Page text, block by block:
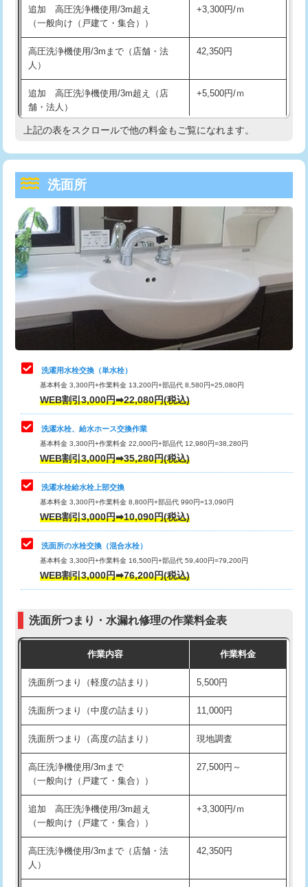
マス交換（深さ50㎝以上） 66,000円
コンクリート斫り（厚さ10㎝まで） 27,500円
コンクリート斫り（厚さ10㎝超え）
モルタル補修（厚さ10㎝まで）
モルタル補修（厚さ10㎝超え） 38,500円
洗面台設置 38,500円
追加人工
廃棄・処分 現場見積
※給水管工事は20mmまでの価格です。
持込商品取付（混合水栓） 16,500円
給水管工事※（ホール加工)
給水管工事※（バンド止め) 3,300円
給水管工事※（支持金具設置) 5,500円
給水管工事※（保温材使用（バンド止
め込み）)
5,500円
給水管工事※（土の掘削・埋め戻し作
業)
11,000円
給水管工事※（塩ビ管（VP・HI）使
用/3ｍまで)
33,000円
給水管工事※（塩ビ管（VP・HI）使
用（追加）/3ｍ超え)
給水管工事※（ライニング鋼管・銅
管・ポリ管・HT管使用/3ｍまで)
44,000円
給水管工事※（ライニング鋼管・銅
管・ポリ管・HT管使用/3ｍ超え)
排水管工事（土の掘削・埋め戻し作
業）
排水管工事（排水管工事/3ｍまで） 55,000円
排水管工事（追加 排水管工事/3ｍ超
え）
マス交換（土の掘削・埋め戻し作業）
マス交換（深さ50㎝未満）
マス交換（深さ50㎝以上）
モルタル補修（厚さ10㎝まで） 27,500円
モルタル補修（厚さ10㎝超え） 38,500円
洗面台設置 38,500円
バスタブ設置 現場見積
追加人工 16,500円
廃棄・処分
※給水管工事は20mmまでの価格です。
追加 高圧洗浄機使用/3m超え
（一般向け（戸建て・集合））
+3,300円/ｍ
高圧洗浄機使用/3mまで（店舗・法
人）
42,350円
追加 高圧洗浄機使用/3m超え（店
舗・法人）
+5,500円/ｍ
高度高圧洗浄換 現地調査
トーラー機使用/3mまで
追加トーラー機使用/3m超え +3,300円
カメラ調査 33,000円
桝清掃
止水・漏水調査・防水処理・清掃・修
理・調整・分解・加工など（軽作業）
11,000円
止水・漏水調査・防水処理・清掃・修
理・調整・分解・加工など（中作業）
22,000円
止水・漏水調査・防水処理・清掃・修
理・調整・分解・加工など（重作業）
33,000円
キッチンタンク脱着
その他部品の脱着
交換・取付（タンク）
交換・取付(単水栓（壁付・デッキ
式）)
交換・取付(混合水栓（壁付・デッキ
式・ワンホール）)
16,500円+材料費
（P/S/ポップアップ））
交換・取付（その他部品） 11,000円+材料費
持込商品取付（単水栓） 13,200円
持込商品取付（混合水栓） 16,500円
持込商品取付（浄水器・分岐水栓） 16,500円
給水管工事※（ホール加工) 16,500円
給水管工事※（バンド止め)
給水管工事※（支持金具設置) 5,500円
給水管工事※（保温材使用（バンド止
め込み）)
5,500円
給水管工事※（土の掘削・埋め戻し作
11,000円
上記の表をスクロールで他の料金もご覧になれます。
洗面所
洗濯用水栓交換（単水栓）
基本料金 3,300円+作業料金 13,200円+部品代 8,580円=25,080円
WEB割引3,000円➡22,080円(税込)
洗濯水栓、給水ホース交換作業
基本料金 3,300円+作業料金 22,000円+部品代 12,980円=38,280円
WEB割引3,000円➡35,280円(税込)
洗濯水栓給水栓上部交換
基本料金 3,300円+作業料金 8,800円+部品代 990円=13,090円
WEB割引3,000円➡10,090円(税込)
洗面所の水栓交換（混合水栓）
基本料金 3,300円+作業料金 16,500円+部品代 59,400円=79,200円
WEB割引3,000円➡76,200円(税込)
洗面所つまり・水漏れ修理の作業料金表
作業内容 作業料金
洗面所つまり（軽度の詰まり） 5,500円
洗面所つまり（中度の詰まり） 11,000円
洗面所つまり（高度の詰まり） 現地調査
高圧洗浄機使用/3mまで
（一般向け（戸建て・集合））
27,500円～
追加 高圧洗浄機使用/3m超え
（一般向け（戸建て・集合））
+3,300円/ｍ
高圧洗浄機使用/3mまで（店舗・法
人）
42,350円